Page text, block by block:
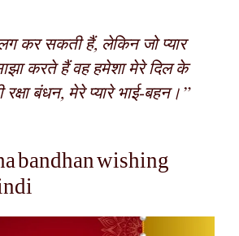
कर सकती हैं, लेकिन जो प्यार
करते हैं वह हमेशा मेरे दिल के
रक्षा बंधन, मेरे प्यारे भाई-बहन।”
bandhan wishing